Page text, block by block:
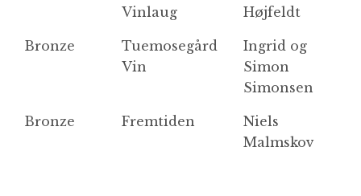
Vinlaug
Højfeldt
Bronze
Tuemosegård
Vin
Ingrid og
Simon
Simonsen
Bronze Fremtiden
Niels
Malmskov